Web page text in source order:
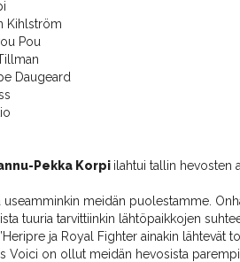
Kihlström
Pou
Daugeard
Pekka Korpi ilahtui tallin hevosten
useamminkin meidän puolestamme.
tuuria tarvittiinkin lähtöpaikkojen
ja Royal Fighter ainakin lähtevät
Voici on ollut meidän hevosista